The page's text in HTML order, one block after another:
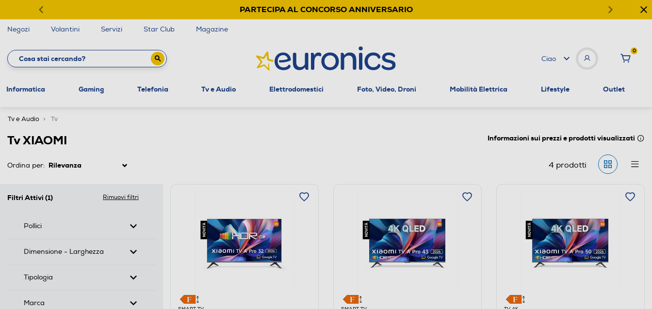
PARTECIPA AL CONCORSO ANNIVERSARIO
Negozi Volantini Servizi Star Club Magazine
Ciao
0
Informatica Gaming Telefonia Tv e Audio Elettrodomestici Foto, Video, Droni Mobilità Elettrica Lifestyle Outlet
Tv e Audio Tv
Tv XIAOMI Informazioni sui prezzi e prodotti visualizzati
Ordina per: 4 prodotti
Filtri Attivi (1) Rimuovi filtri
Pollici
Dimensione - Larghezza
Tipologia
Marca